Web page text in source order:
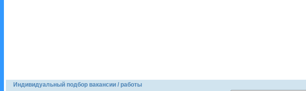
Индивидуальный подбор вакансии / работы